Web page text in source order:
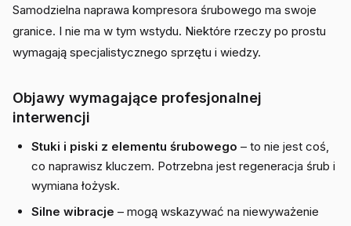
Samodzielna naprawa kompresora śrubowego ma swoje
granice. I nie ma w tym wstydu. Niektóre rzeczy po prostu
wymagają specjalistycznego sprzętu i wiedzy.
Objawy wymagające profesjonalnej
interwencji
Stuki i piski z elementu śrubowego – to nie jest coś,
co naprawisz kluczem. Potrzebna jest regeneracja śrub i
wymiana łożysk.
Silne wibracje – mogą wskazywać na niewyważenie